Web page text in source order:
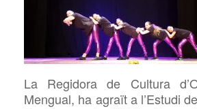
La Regidora de Cultura
Mengual, ha agraït a l’Estudi